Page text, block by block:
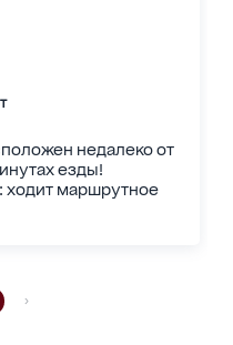
недалеко от
езды!
ходит маршрутное